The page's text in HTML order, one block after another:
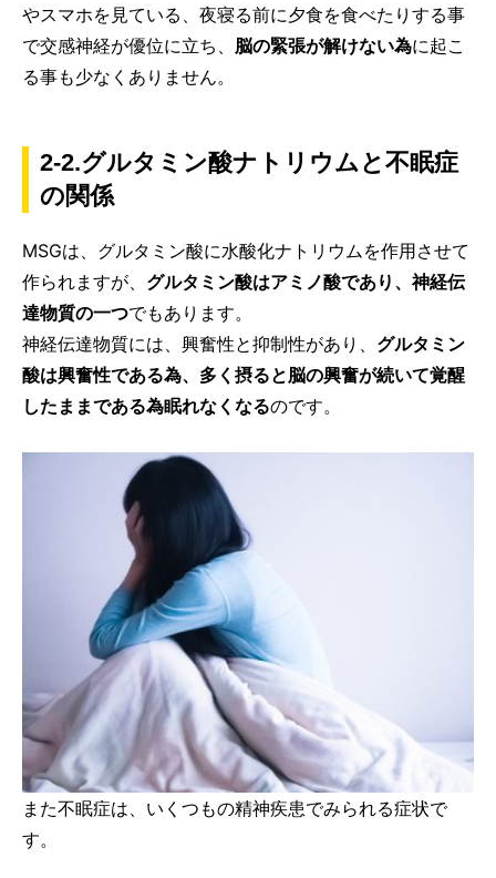
やスマホを見ている、夜寝る前に夕食を食べたりする事
で交感神経が優位に立ち、 脳の緊張が解けない為に起こ
る事も少なくありません。
2-2.グルタミン酸ナトリウムと不眠症
の関係
MSGは、グルタミン酸に水酸化ナトリウムを作用させて
作られますが、 グルタミン酸はアミノ酸であり、神経伝
達物質の一つでもあります。
神経伝達物質には、興奮性と抑制性があり、 グルタミン
酸は興奮性である為、多く摂ると脳の興奮が続いて覚醒
したままである為眠れなくなるのです。
また不眠症は、いくつもの精神疾患でみられる症状で
す。